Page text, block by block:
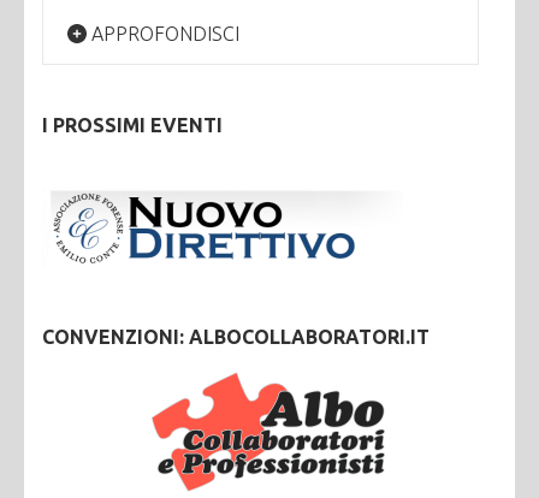
APPROFONDISCI
I PROSSIMI EVENTI
CONVENZIONI: ALBOCOLLABORATORI.IT